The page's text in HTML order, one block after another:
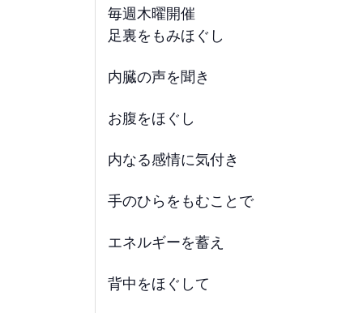
毎週木曜開催
足裏をもみほぐし
内臓の声を聞き
お腹をほぐし
内なる感情に気付き
手のひらをもむことで
エネルギーを蓄え
背中をほぐして